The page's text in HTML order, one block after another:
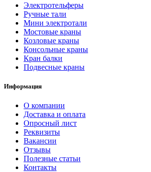
Электротельферы
Ручные тали
Мини электротали
Мостовые краны
Козловые краны
Консольные краны
Кран балки
Подвесные краны
Информация
О компании
Доставка и оплата
Опросный лист
Реквизиты
Вакансии
Отзывы
Полезные статьи
Контакты